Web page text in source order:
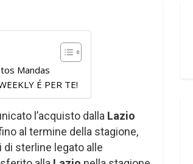
Mandas
É PER TE!
l’acquisto dalla Lazio
al termine della stagione,
di sterline legato alle